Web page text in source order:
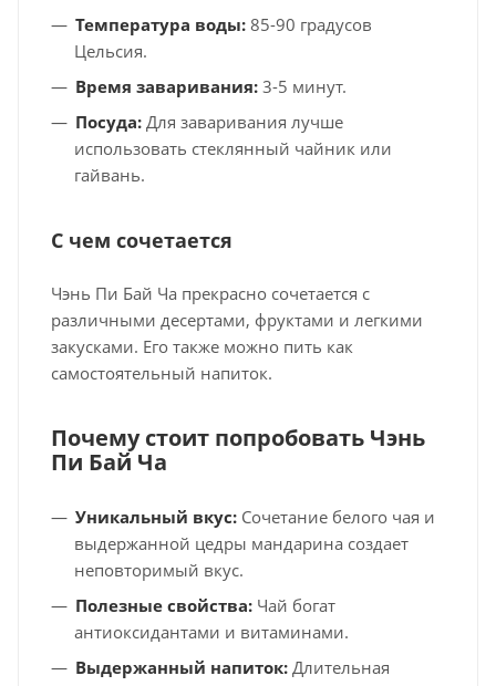
Температура воды: 85-90 градусов
Цельсия.
Время заваривания: 3-5 минут.
Посуда: Для заваривания лучше
использовать стеклянный чайник или
гайвань.
С чем сочетается
Чэнь Пи Бай Ча прекрасно сочетается с
различными десертами, фруктами и легкими
закусками. Его также можно пить как
самостоятельный напиток.
Почему стоит попробовать Чэнь
Пи Бай Ча
Уникальный вкус: Сочетание белого чая и
выдержанной цедры мандарина создает
неповторимый вкус.
Полезные свойства: Чай богат
антиоксидантами и витаминами.
Выдержанный напиток: Длительная